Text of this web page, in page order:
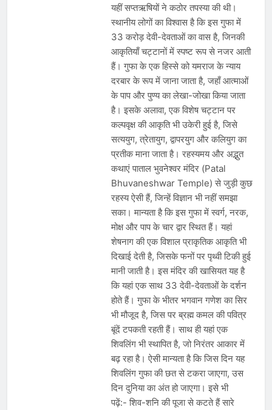
यहीं सप्तऋषियों ने कठोर तपस्या की थी।
स्थानीय लोगों का विश्वास है कि इस गुफा में
33 करोड़ देवी-देवताओं का वास है, जिनकी
आकृतियाँ चट्टानों में स्पष्ट रूप से नजर आती
हैं। गुफा के एक हिस्से को यमराज के न्याय
दरबार के रूप में जाना जाता है, जहाँ आत्माओं
के पाप और पुण्य का लेखा-जोखा किया जाता
है। इसके अलावा, एक विशेष चट्टान पर
कल्पवृक्ष की आकृति भी उकेरी हुई है, जिसे
सत्ययुग, त्रेतायुग, द्वापरयुग और कलियुग का
प्रतीक माना जाता है। रहस्यमय और अद्भुत
कथाएं पाताल भुवनेश्वर मंदिर (Patal
Bhuvaneshwar Temple) से जुड़ी कुछ
रहस्य ऐसी हैं, जिन्हें विज्ञान भी नहीं समझा
सका। मान्यता है कि इस गुफा में स्वर्ग, नरक,
मोक्ष और पाप के चार द्वार स्थित हैं। यहां
शेषनाग की एक विशाल प्राकृतिक आकृति भी
दिखाई देती है, जिसके फनों पर पृथ्वी टिकी हुई
मानी जाती है। इस मंदिर की खासियत यह है
कि यहां एक साथ 33 देवी-देवताओं के दर्शन
होते हैं। गुफा के भीतर भगवान गणेश का सिर
भी मौजूद है, जिस पर ब्रह्म कमल की पवित्र
बूंदें टपकती रहती हैं। साथ ही यहां एक
शिवलिंग भी स्थापित है, जो निरंतर आकार में
बढ़ रहा है। ऐसी मान्यता है कि जिस दिन यह
शिवलिंग गुफा की छत से टकरा जाएगा, उस
दिन दुनिया का अंत हो जाएगा। इसे भी
पढ़ें:- शिव-शनि की पूजा से कटते हैं सारे